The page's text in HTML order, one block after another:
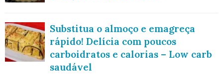
Substitua o almoço e emagreça
rápido! Delícia com poucos
carboidratos e calorias – Low carb
saudável